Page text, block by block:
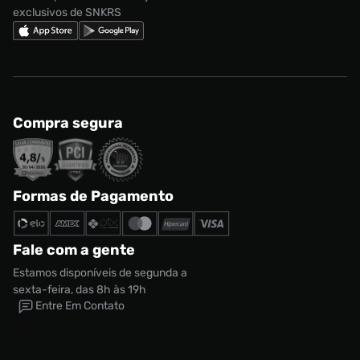
exclusivos de SNKRS
Compra segura
Formas de Pagamento
Fale com a gente
Estamos disponíveis de segunda a
sexta-feira, das 8h às 19h
Entre Em Contato